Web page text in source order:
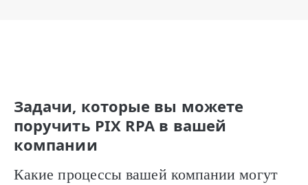
Задачи, которые вы можете
поручить PIX RPA в вашей
компании
Какие процессы вашей компании могут